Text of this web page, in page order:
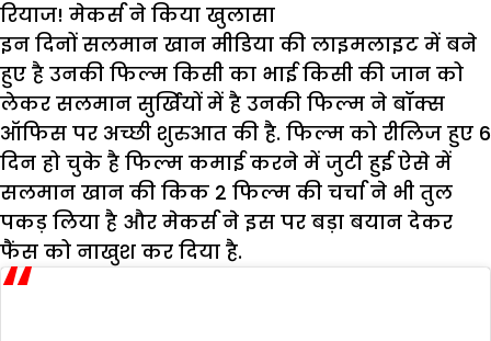
रियाज! मेकर्स ने किया खुलासा
इन दिनों सलमान खान मीडिया की लाइमलाइट में बने
हुए है उनकी फिल्म किसी का भाई किसी की जान को
लेकर सलमान सुर्खियों में है उनकी फिल्म ने बॉक्स
ऑफिस पर अच्छी शुरुआत की है. फिल्म को रीलिज हुए 6
दिन हो चुके है फिल्म कमाई करने में जुटी हुई ऐसे में
सलमान खान की किक 2 फिल्म की चर्चा ने भी तुल
पकड़ लिया है और मेकर्स ने इस पर बड़ा बयान देकर
फैंस को नाखुश कर दिया है.